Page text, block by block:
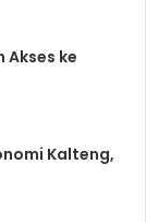
Akses ke
Kalteng,